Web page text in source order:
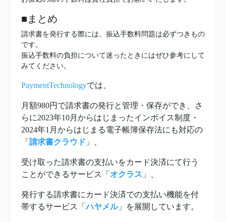
■まとめ
請求書を発行する際には、振込手数料問題は必ずつきもの
です。
振込手数料の負担について迷ったときにはぜひ参考にして
みてください。
PaymentTechnologyでは、
月額980円で請求書の発行と管理・保存ができ、さ
らに2023年10月からはじまったインボイス制度・
2024年1月からはじまる電子帳簿保存法にも対応の
「 請求書クラウド 」、
受け取った請求書の支払いをカード決済にて行う
ことができるサービス「 オクラス 」、
発行する請求書にカード決済での支払い機能を付
帯するサービス「ハヤメル」を展開しています。